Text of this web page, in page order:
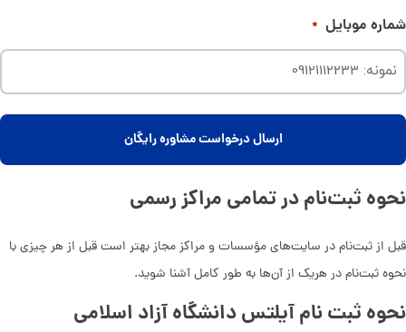
شماره موبایل *
نحوه ثبت‌نام در تمامی مراکز رسمی
قبل از ثبت‌نام در سایت‌های مؤسسات و مراکز مجاز بهتر است قبل از هر چیزی با
نحوه ثبت‌نام در هریک از آن‌ها به طور کامل آشنا شوید.
نحوه ثبت نام آیلتس دانشگاه آزاد اسلامی